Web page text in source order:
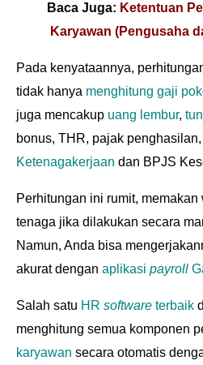
Baca Juga: Ketentuan
Karyawan (Pengusaha
Pada kenyataannya,
tidak hanya menghitung gaji
juga mencakup uang lembur,
bonus, THR, pajak penghasilan,
Ketenagakerjaan dan BPJS
Perhitungan ini rumit,
tenaga jika dilakukan secara
Namun, Anda bisa
akurat dengan aplikasi payroll
Salah satu HR software terbaik
menghitung semua komponen
karyawan secara otomatis